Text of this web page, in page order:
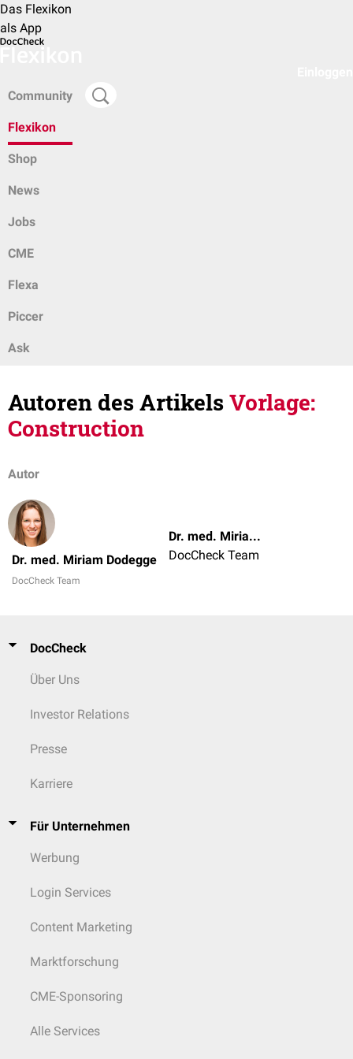
Das Flexikon
als App
Community
Flexikon
Shop
News
Jobs
CME
Flexa
Piccer
Ask
Autoren des ArtikelsVorlage:
Construction
Autor
Dr. med. Miriam Dodegge
DocCheck Team
Dr. med. Miriam Dodegge
DocCheck Team
DocCheck
Über Uns
Investor Relations
Presse
Karriere
Für Unternehmen
Werbung
Login Services
Content Marketing
Marktforschung
CME-Sponsoring
Alle Services